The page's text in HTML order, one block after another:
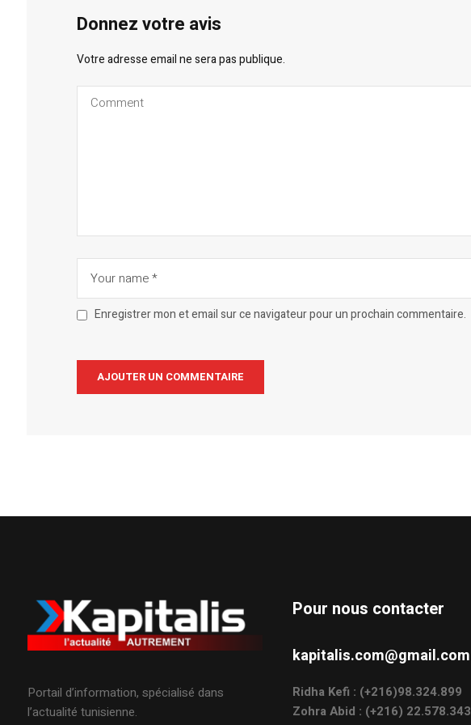
Donnez votre avis
Votre adresse email ne sera pas publique.
Enregistrer mon et email sur ce navigateur pour un prochain commentaire.
Portail d’information, spécialisé dans
l’actualité tunisienne.
Pour nous contacter
kapitalis.com@gmail.com
Ridha Kefi : (+216)98.324.899
Zohra Abid : (+216) 22.578.343